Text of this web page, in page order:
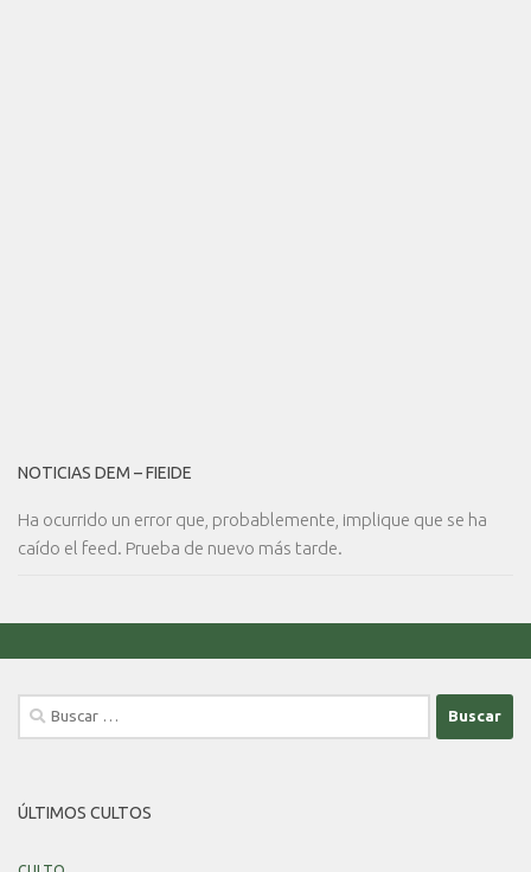
NOTICIAS DEM – FIEIDE
Ha ocurrido un error que, probablemente, implique que se ha
caído el feed. Prueba de nuevo más tarde.
Buscar:
ÚLTIMOS CULTOS